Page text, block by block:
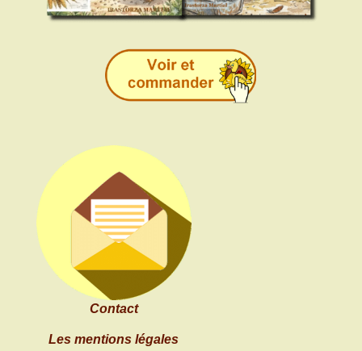
Contact
Les mentions légales